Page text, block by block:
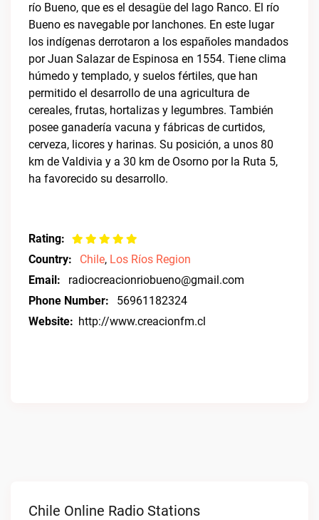
río Bueno, que es el desagüe del lago Ranco. El río
Bueno es navegable por lanchones. En este lugar
los indígenas derrotaron a los españoles mandados
por Juan Salazar de Espinosa en 1554. Tiene clima
húmedo y templado, y suelos fértiles, que han
permitido el desarrollo de una agricultura de
cereales, frutas, hortalizas y legumbres. También
posee ganadería vacuna y fábricas de curtidos,
cerveza, licores y harinas. Su posición, a unos 80
km de Valdivia y a 30 km de Osorno por la Ruta 5,
ha favorecido su desarrollo.
Rating:
Country:
Chile, Los Ríos Region
Email:
radiocreacionriobueno@gmail.com
Phone Number:
56961182324
Website: http://www.creacionfm.cl
Chile Online Radio Stations